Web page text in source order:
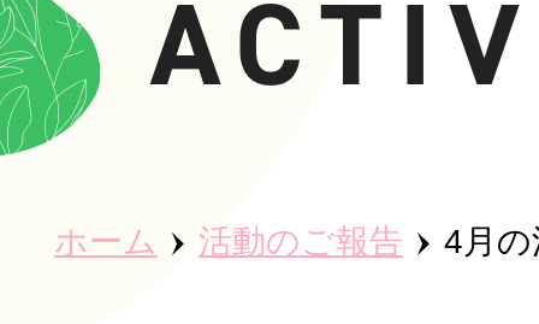
ホーム 活動のご報告 4月
秀英会につ